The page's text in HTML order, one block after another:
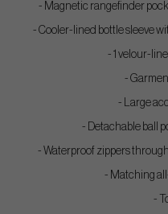
- Magnetic rangefinder
- Cooler-lined bottle sleeve
- 1 velour-
-
- Large
- Detachable ball
- Waterproof zippers
- Matching
-